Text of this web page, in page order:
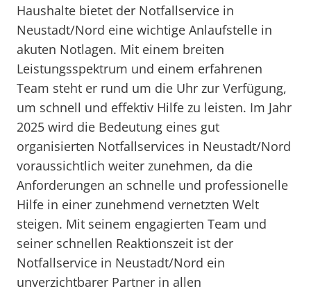
Haushalte bietet der Notfallservice in
Neustadt/Nord eine wichtige Anlaufstelle in
akuten Notlagen. Mit einem breiten
Leistungsspektrum und einem erfahrenen
Team steht er rund um die Uhr zur Verfügung,
um schnell und effektiv Hilfe zu leisten. Im Jahr
2025 wird die Bedeutung eines gut
organisierten Notfallservices in Neustadt/Nord
voraussichtlich weiter zunehmen, da die
Anforderungen an schnelle und professionelle
Hilfe in einer zunehmend vernetzten Welt
steigen. Mit seinem engagierten Team und
seiner schnellen Reaktionszeit ist der
Notfallservice in Neustadt/Nord ein
unverzichtbarer Partner in allen